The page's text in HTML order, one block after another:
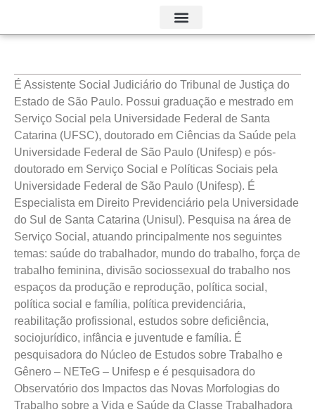
É Assistente Social Judiciário do Tribunal de Justiça do
Estado de São Paulo. Possui graduação e mestrado em
Serviço Social pela Universidade Federal de Santa
Catarina (UFSC), doutorado em Ciências da Saúde pela
Universidade Federal de São Paulo (Unifesp) e pós-
doutorado em Serviço Social e Políticas Sociais pela
Universidade Federal de São Paulo (Unifesp). É
Especialista em Direito Previdenciário pela Universidade
do Sul de Santa Catarina (Unisul). Pesquisa na área de
Serviço Social, atuando principalmente nos seguintes
temas: saúde do trabalhador, mundo do trabalho, força de
trabalho feminina, divisão sociossexual do trabalho nos
espaços da produção e reprodução, política social,
política social e família, política previdenciária,
reabilitação profissional, estudos sobre deficiência,
sociojurídico, infância e juventude e família. É
pesquisadora do Núcleo de Estudos sobre Trabalho e
Gênero – NETeG – Unifesp e é pesquisadora do
Observatório dos Impactos das Novas Morfologias do
Trabalho sobre a Vida e Saúde da Classe Trabalhadora